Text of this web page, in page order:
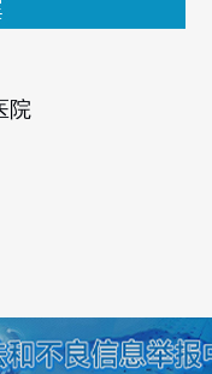
院